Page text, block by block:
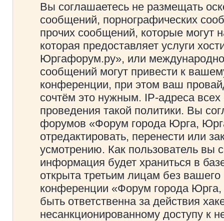
Вы соглашаетесь не размещать
сообщений, порнографических
прочих сообщений, которые могут
которая предоставляет услуги
Юргафорум.ру», или
сообщений могут привести к
конференции, при этом ваш
сочтём это нужным. IP-адреса
проведения такой политики. Вы
форумов «Форум города Юрга,
отредактировать, перенести или
усмотрению. Как пользователь вы
информация будет храниться в
открыта третьим лицам без
конференции «Форум города
быть ответственна за действия
несанкционированному доступу к